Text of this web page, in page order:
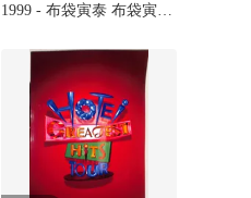
1999 - 布袋寅泰 布袋寅泰